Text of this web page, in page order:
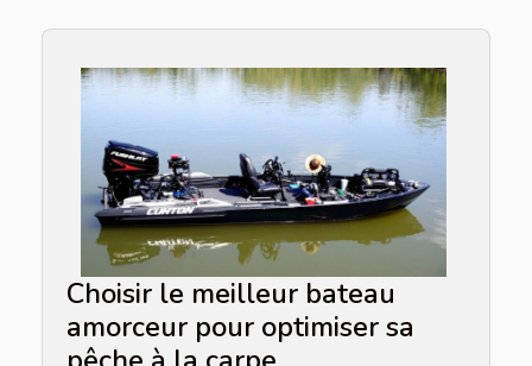
Choisir le meilleur bateau
amorceur pour optimiser sa